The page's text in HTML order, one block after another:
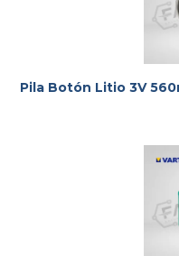
Pila Botón Litio 3V